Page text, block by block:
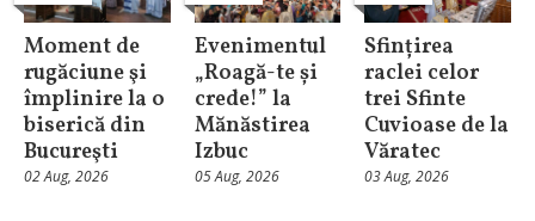
Moment de
rugăciune şi
împlinire la o
biserică din
Bucureşti
02 Aug, 2026
Evenimentul
„Roagă-te și
crede!” la
Mănăstirea
Izbuc
05 Aug, 2026
Sfințirea
raclei celor
trei Sfinte
Cuvioase de la
Văratec
03 Aug, 2026